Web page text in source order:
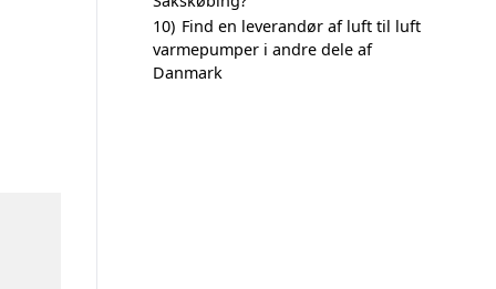
10) Find en leverandør af luft til luft
varmepumper i andre dele af
Danmark